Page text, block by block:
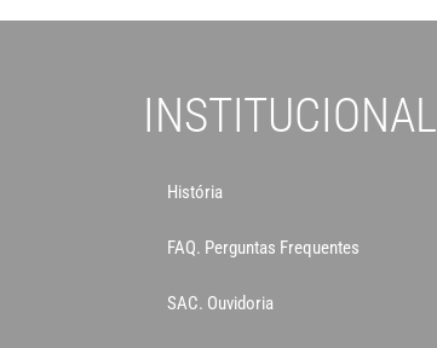
INSTITUCIONAL
História
FAQ. Perguntas Frequentes
SAC. Ouvidoria